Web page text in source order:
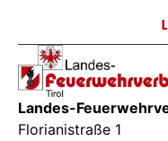
Landes-
Florianistraße 1